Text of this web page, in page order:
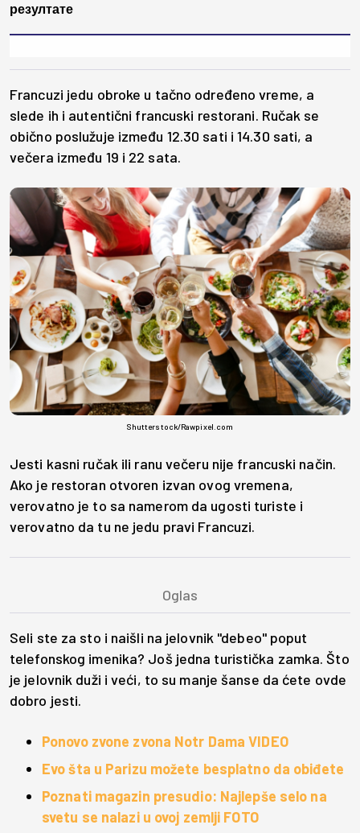
резултате
Francuzi jedu obroke u tačno određeno vreme, a
slede ih i autentični francuski restorani. Ručak se
obično poslužuje između 12.30 sati i 14.30 sati, a
večera između 19 i 22 sata.
Shutterstock/Rawpixel.com
Jesti kasni ručak ili ranu večeru nije francuski način.
Ako je restoran otvoren izvan ovog vremena,
verovatno je to sa namerom da ugosti turiste i
verovatno da tu ne jedu pravi Francuzi.
Seli ste za sto i naišli na jelovnik "debeo" poput
telefonskog imenika? Još jedna turistička zamka. Što
je jelovnik duži i veći, to su manje šanse da ćete ovde
dobro jesti.
Ponovo zvone zvona Notr Dama VIDEO
Evo šta u Parizu možete besplatno da obiđete
Poznati magazin presudio: Najlepše selo na
svetu se nalazi u ovoj zemlji FOTO